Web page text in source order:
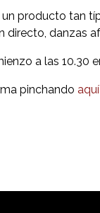
producto tan
directo, danzas
a las 10.30
pinchando aquí